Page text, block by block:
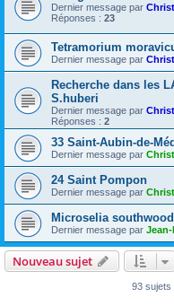
Dernier message par
Réponses : 23
Tetramorium
Dernier message par
Recherche dans les
S.huberi
Dernier message par
Réponses : 2
33 Saint-Aubin-de-
Dernier message par
24 Saint Pompon
Dernier message par
Microselia
Dernier message par
Nouveau sujet
93 sujets